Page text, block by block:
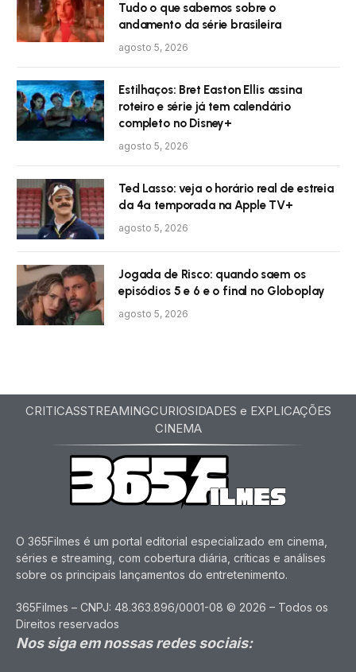
Tudo o que sabemos sobre o
andamento da série brasileira
agosto 5, 2026
Estilhaços: Bret Easton Ellis assina
roteiro e série já tem calendário
completo no Disney+
agosto 5, 2026
Ted Lasso: veja o horário real de estreia
da 4ª temporada na Apple TV+
agosto 5, 2026
Jogada de Risco: quando saem os
episódios 5 e 6 e o final no Globoplay
agosto 5, 2026
CRITICASSTREAMINGCURIOSIDADES e EXPLICAÇÕES
CINEMA
O 365Filmes é um portal editorial especializado em cinema,
séries e streaming, com cobertura diária, críticas e análises
sobre os principais lançamentos do entretenimento.
365Filmes – CNPJ: 48.363.896/0001-08 © 2026 – Todos os
Direitos reservados
Nos siga em nossas redes sociais: